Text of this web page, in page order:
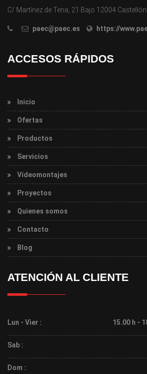
C/ Martínez de Tena, 21 Bajo 12004 Castellón
paec@paec.es https://
ACCESOS RÁPIDOS
Inicio
Ofertas
Productos
Servicios
Vídeomontajes
Proyectos
Quienes somos
Contacto
Blog
ATENCIÓN AL CLIENTE
Lun - Vier : 15.00 h -
Sab :
Dom :